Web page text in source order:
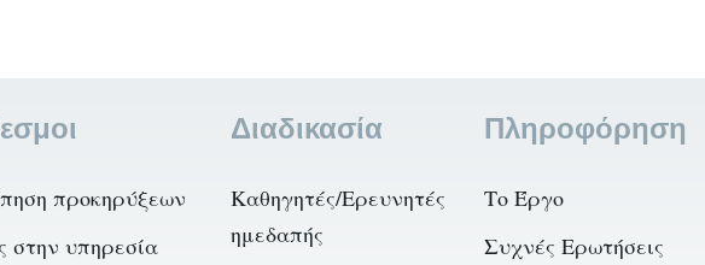
προκηρύξεων
στην υπηρεσία
Διαδικασία
Καθηγητές/Ερευνητές
ημεδαπής
Πληροφόρηση
Το Έργο
Συχνές Ερωτήσεις